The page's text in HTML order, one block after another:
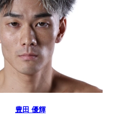
豊田 優輝